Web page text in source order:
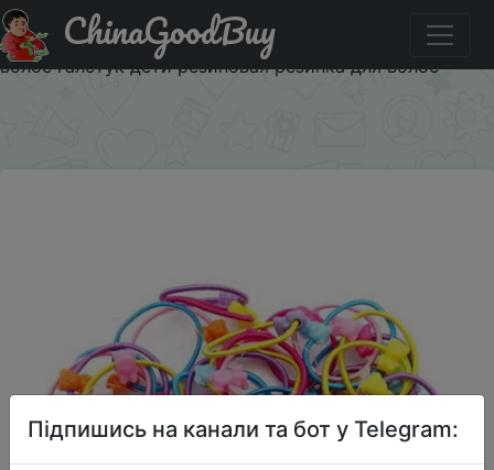
Придбати 5 шт. высокое качество коробки круглый
шар Дети эластичные резинки для Волос Эластичный
волос галстук дети резиновая резинка для волос
ChinaGoodBuy
Підпишись на канали та бот у Telegram: